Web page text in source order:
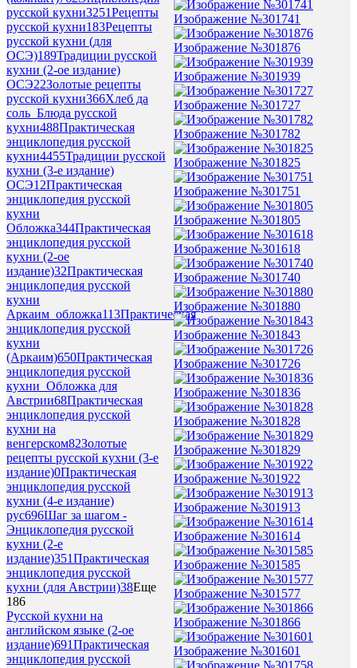
русской кухни3251Рецепты
русской кухни183Рецепты
русской кухни (для
ОСЭ)189Традиции русской
кухни (2-ое издание)
ОСЭ22Золотые рецепты
русской кухни366Хлеб да
соль_Блюда русской
кухни488Практическая
энциклопедия русской
кухни4455Традиции русской
кухни (3-е издание)
ОСЭ12Практическая
энциклопедия русской
кухни
Обложка344Практическая
энциклопедия русской
кухни (2-ое
издание)32Практическая
энциклопедия русской
кухни
Аркаим_обложка113Практическая
энциклопедия русской
кухни
(Аркаим)650Практическая
энциклопедия русской
кухни_Обложка для
Австрии68Практическая
энциклопедия русской
кухни на
венгерском82Золотые
рецепты русской кухни (3-е
издание)0Практическая
энциклопедия русской
кухни (4-е издание)
рус696Шаг за шагом -
Энциклопедия русской
кухни (2-е
издание)351Практическая
энциклопедия русской
кухни (для Австрии)38Еще
186
Русской кухни на
английском языке (2-ое
издание)691Практическая
энциклопедия русской
Изображение №301741
Изображение №301876
Изображение №301939
Изображение №301727
Изображение №301782
Изображение №301825
Изображение №301751
Изображение №301805
Изображение №301618
Изображение №301740
Изображение №301880
Изображение №301843
Изображение №301726
Изображение №301836
Изображение №301828
Изображение №301829
Изображение №301922
Изображение №301913
Изображение №301614
Изображение №301585
Изображение №301577
Изображение №301866
Изображение №301601